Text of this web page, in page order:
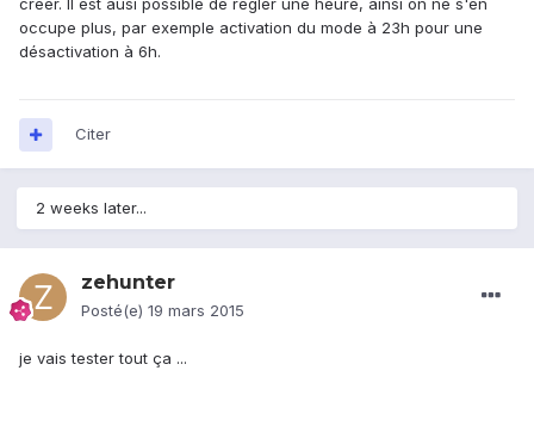
créer. Il est ausi possible de régler une heure, ainsi on ne s'en
occupe plus, par exemple activation du mode à 23h pour une
désactivation à 6h.
Citer
2 weeks later...
zehunter
Posté(e) 19 mars 2015
je vais tester tout ça ...